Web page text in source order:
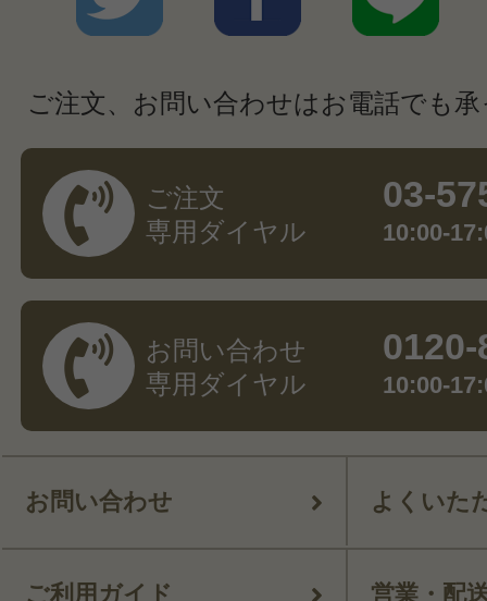
ご注文、お問い合わせはお電話でも
ご注文
専用ダイヤル
03-
10:00-
お問い合わせ
専用ダイヤル
10:00-
お問い合わせ よくいた
ご利用ガイド 営業・配